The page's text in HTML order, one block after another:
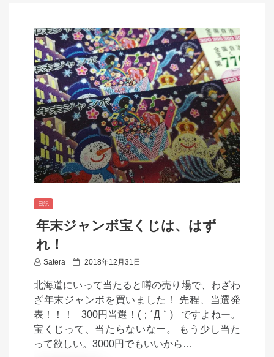
日記
年末ジャンボ宝くじは、はず
れ！
Satera
P
t
e
d
2018年12月31日
北海道にいって当たると噂の売り場で、わざわ
ざ年末ジャンボを買いました！ 先程、当選発
表！！！ 300円当選！(；´Д｀) ですよねー。
宝くじって、当たらないなー。 もう少し当た
って欲しい。3000円でもいいから…